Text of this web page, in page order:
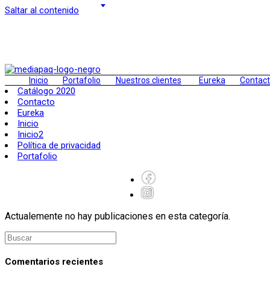
Saltar al contenido
Inicio Portafolio Nuestros clientes Eureka
Catálogo 2020
Contacto
Eureka
Inicio
Inicio2
Política de privacidad
Portafolio
Actualemente no hay publicaciones en esta categoría.
Comentarios recientes